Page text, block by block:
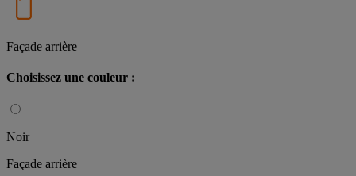
Façade arrière
Choisissez une couleur :
Noir
Façade arrière